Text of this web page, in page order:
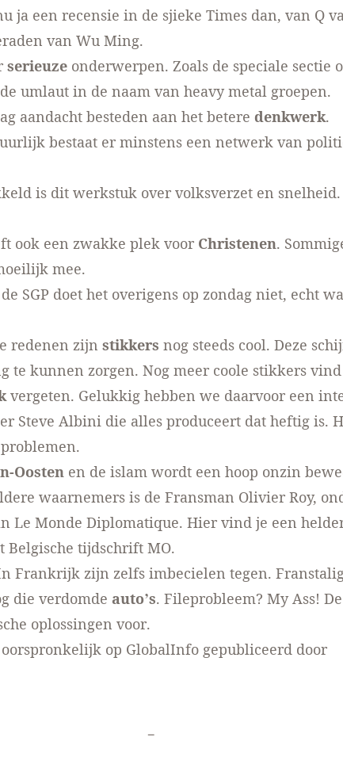
ja een recensie in de sjieke Times dan, van Q
van Wu Ming.
serieuze onderwerpen. Zoals de speciale sectie
de umlaut in de naam van heavy metal groepen.
aandacht besteden aan het betere denkwerk.
bestaat er minstens een netwerk van
is dit werkstuk over volksverzet en
ook een zwakke plek voor Christenen.
mee.
SGP doet het overigens op zondag niet, echt
redenen zijn stikkers nog steeds cool. Deze
te kunnen zorgen. Nog meer coole stikkers
vergeten. Gelukkig hebben we daarvoor een
Steve Albini die alles produceert dat heftig is.
Oosten en de islam wordt een hoop onzin
waarnemers is de Fransman Olivier Roy,
Le Monde Diplomatique. Hier vind je een
Belgische tijdschrift MO.
Frankrijk zijn zelfs imbecielen tegen.
die verdomde auto’s. Fileprobleem? My Ass!
oplossingen voor.
op GlobalInfo gepubliceerd door
-